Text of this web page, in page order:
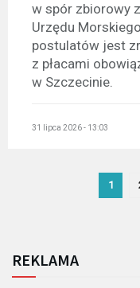
w spór zbiorowy
Urzędu
postulatów jest
z płacami
w Szczecinie.
31 lipca 2026 - 13:03
1
REKLAMA